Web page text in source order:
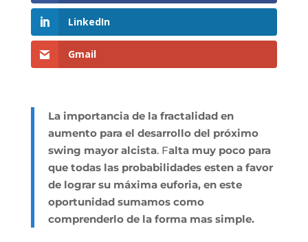
LinkedIn
Gmail
La importancia de la fractalidad en
aumento para el desarrollo del próximo
swing mayor alcista. Falta muy poco para
que todas las probabilidades esten a favor
de lograr su máxima euforia, en este
oportunidad sumamos como
comprenderlo de la forma mas simple.